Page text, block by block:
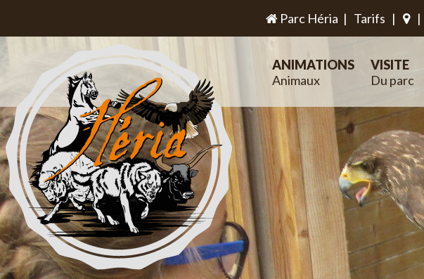
Parc Héria | Tarifs | |
ANIMATIONS
Animaux
VISITE
Du parc